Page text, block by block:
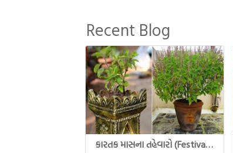
દૃશ્યો અંકિત થયાં છે. ટૂંકમાં બુદ્ધનાં
જીવનના અંતિમ દિવસોની યાત્રાનો
પરિપાક જોવા મળે […]
Recent Blog
કારતક માસના તહેવારો (Festival of Kartik)